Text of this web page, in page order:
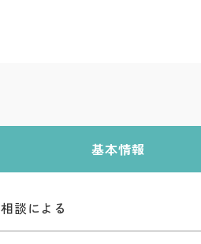
基本情報
相談による